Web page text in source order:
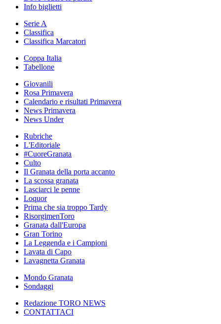
Info biglietti
Serie A
Classifica
Classifica Marcatori
Coppa Italia
Tabellone
Giovanili
Rosa Primavera
Calendario e risultati Primavera
News Primavera
News Under
Rubriche
L'Editoriale
#CuoreGranata
Culto
Il Granata della porta accanto
La scossa granata
Lasciarci le penne
Loquor
Prima che sia troppo Tardy
RisorgimenToro
Granata dall'Europa
Gran Torino
La Leggenda e i Campioni
Lavata di Capo
Lavagnetta Granata
Mondo Granata
Sondaggi
Redazione TORO NEWS
CONTATTACI